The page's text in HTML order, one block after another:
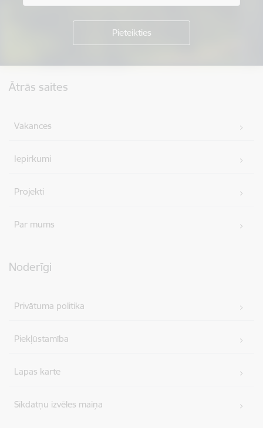
Ātrās saites
Vakances
Iepirkumi
Projekti
Par mums
Noderīgi
Privātuma politika
Piekļūstamība
Lapas karte
Sīkdatņu izvēles maiņa